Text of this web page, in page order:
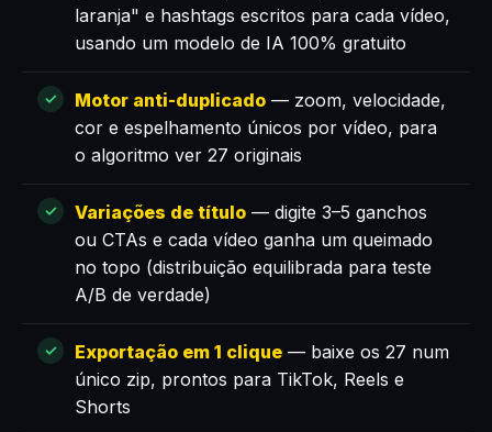
laranja" e hashtags escritos para cada vídeo,
usando um modelo de IA 100% gratuito
Motor anti-duplicado — zoom, velocidade,
cor e espelhamento únicos por vídeo, para
o algoritmo ver 27 originais
Variações de título — digite 3–5 ganchos
ou CTAs e cada vídeo ganha um queimado
no topo (distribuição equilibrada para teste
A/B de verdade)
Exportação em 1 clique — baixe os 27 num
único zip, prontos para TikTok, Reels e
Shorts